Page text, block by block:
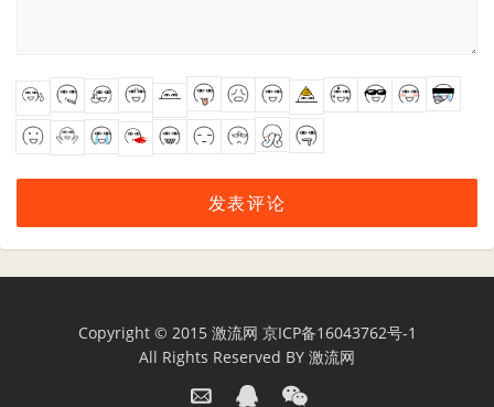
Copyright © 2015 激流网 京ICP备16043762号-1
All Rights Reserved BY 激流网